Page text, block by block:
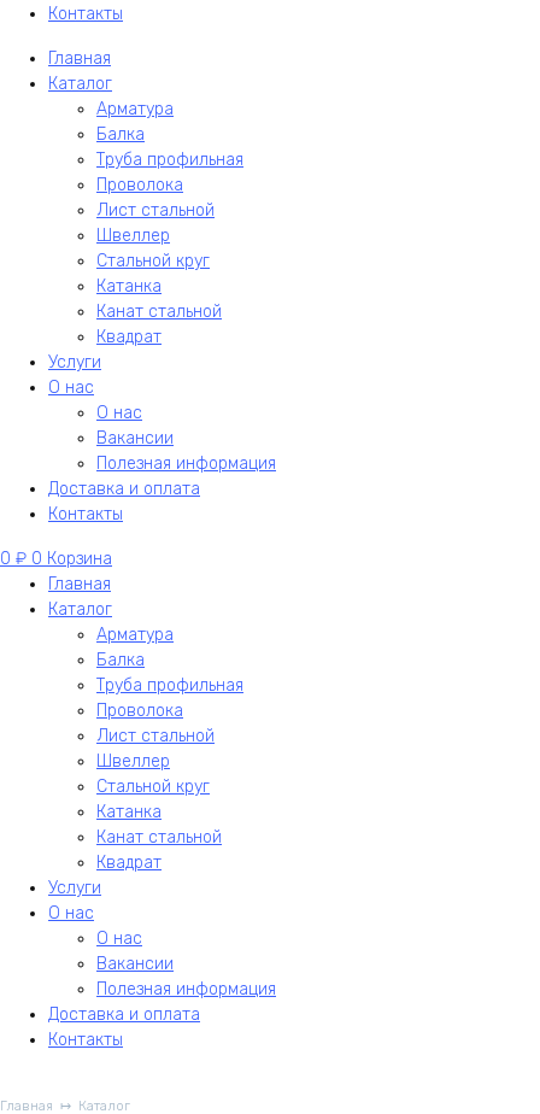
Контакты
Главная
Каталог
Арматура
Балка
Труба профильная
Проволока
Лист стальной
Швеллер
Стальной круг
Катанка
Канат стальной
Квадрат
Услуги
О нас
О нас
Вакансии
Полезная информация
Доставка и оплата
Контакты
0 ₽ 0 Корзина
Главная
Каталог
Арматура
Балка
Труба профильная
Проволока
Лист стальной
Швеллер
Стальной круг
Катанка
Канат стальной
Квадрат
Услуги
О нас
О нас
Вакансии
Полезная информация
Доставка и оплата
Контакты
Главная Каталог